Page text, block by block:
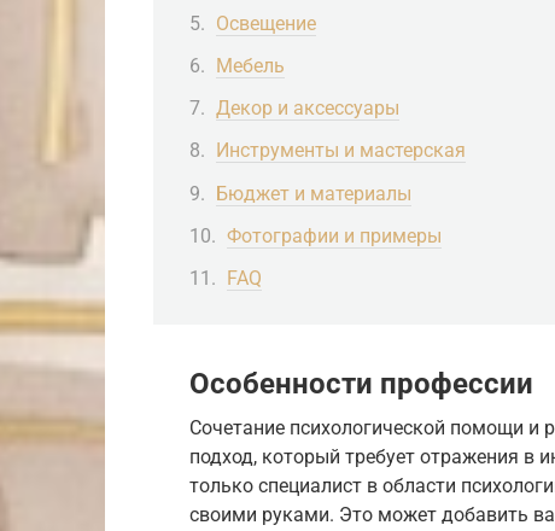
Освещение
Мебель
Декор и аксессуары
Инструменты и мастерская
Бюджет и материалы
Фотографии и примеры
FAQ
Особенности профессии
Сочетание психологической помощи и
подход, который требует отражения в
только специалист в области
своими руками. Это может добавить